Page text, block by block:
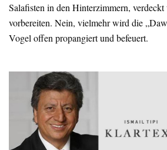
Salafisten in den Hinterzimmern,
vorbereiten. Nein, vielmehr wird die
Vogel offen propangiert und befeuert.